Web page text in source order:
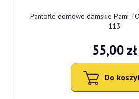
Pantofle domowe damskie Pami
113
55,00 zł
Do